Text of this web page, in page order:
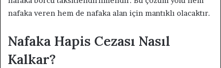
nafaka veren hem de nafaka alan için mantıklı olacaktır.
Nafaka Hapis Cezası Nasıl
Kalkar?